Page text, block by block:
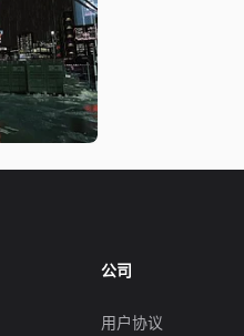
公司
用户协议